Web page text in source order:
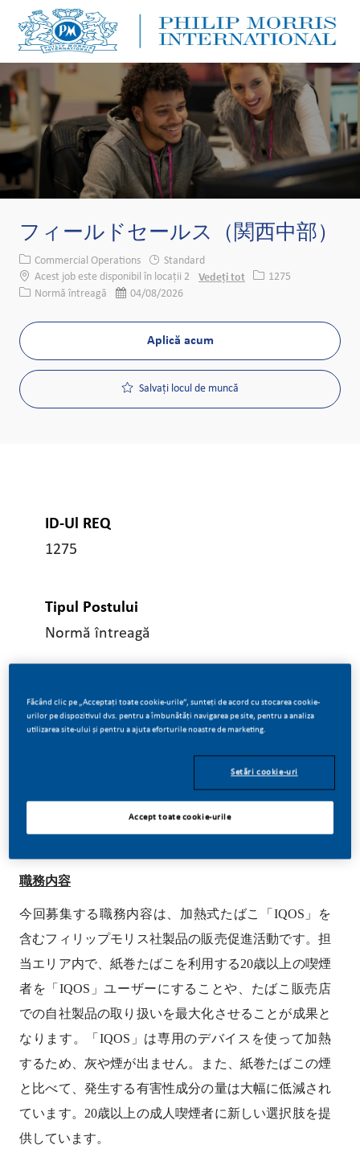
フィールドセールス（関西中部）
Categorie
Commercial Operations
Standard
Acest job este disponibil în locații 2
Vedeți tot Job Id1275
Tipul postului
Normă întreagă Data postării
04/08/2026
Aplică acum
Salvați locul de muncă
ID-Ul REQ
1275
Tipul Postului
Normă întreagă
04/08/2026
フィールドエグゼクティブ（関西中部
職務内容
今回募集する職務内容は、加熱式たばこ「IQOS」を
含むフィリップモリス社製品の販売促進活動です。担
当エリア内で、紙巻たばこを利用する20歳以上の喫煙
者を「IQOS」ユーザーにすることや、たばこ販売店
での自社製品の取り扱いを最大化させることが成果と
なります。「IQOS」は専用のデバイスを使って加熱
するため、灰や煙が出ません。また、紙巻たばこの煙
と比べて、発生する有害性成分の量は大幅に低減され
ています。20歳以上の成人喫煙者に新しい選択肢を提
供しています。
Făcând clic pe „Acceptați toate cookie-urile”, sunteți de acord cu stocarea cookie-
urilor pe dispozitivul dvs. pentru a îmbunătăți navigarea pe site, pentru a analiza
utilizarea site-ului și pentru a ajuta eforturile noastre de marketing.
Setări cookie-uri
Accept toate cookie-urile